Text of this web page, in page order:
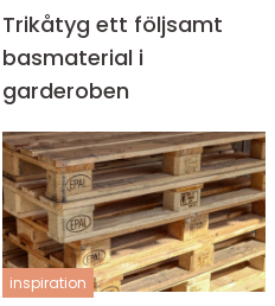
Trikåtyg ett följsamt
basmaterial i
garderoben
inspiration